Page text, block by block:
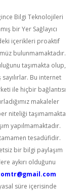
Bilgi Teknolojileri
bir Yer Sağlayıcı
içerikleri proaktif
bulunmamaktadır.
taşımakta olup,
Bu internet
ile hiçbir bağlantısı
makaleler
niteliği taşımamakta
yapılmamaktadır.
tesadüfidir.
bir bilgi paylaşım
aykırı olduğunu
süre içerisinde